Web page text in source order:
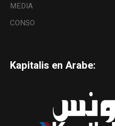
MEDIA
CONSO
Kapitalis en Arabe: